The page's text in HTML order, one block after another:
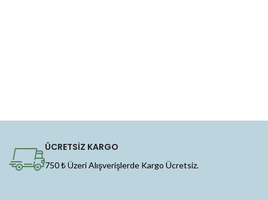
ÜCRETSİZ KARGO
750 ₺ Üzeri Alışverişlerde Kargo Ücretsiz.